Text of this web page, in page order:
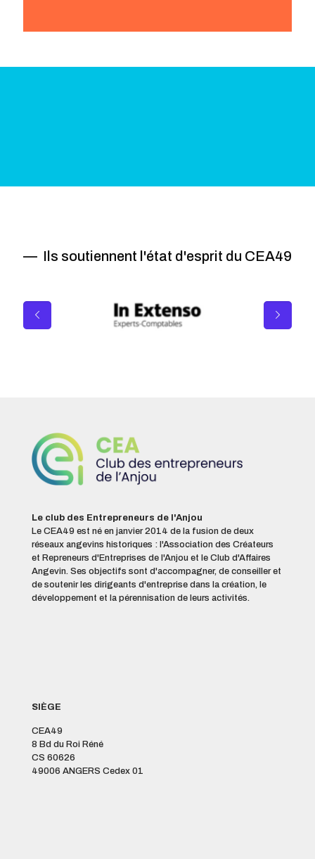
— Ils soutiennent l'état d'esprit du CEA49
Le club des Entrepreneurs de l'Anjou
Le CEA49 est né en janvier 2014 de la fusion de deux
réseaux angevins historiques : l'Association des Créateurs
et Repreneurs d'Entreprises de l'Anjou et le Club d'Affaires
Angevin. Ses objectifs sont d'accompagner, de conseiller et
de soutenir les dirigeants d'entreprise dans la création, le
développement et la pérennisation de leurs activités.
SIÈGE
CEA49
8 Bd du Roi Réné
CS 60626
49006 ANGERS Cedex 01